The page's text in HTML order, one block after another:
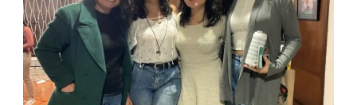
Homenaje
En
El
Día
De